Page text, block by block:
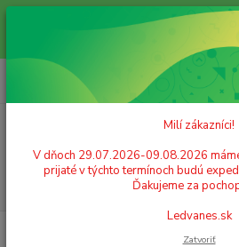
Milí zákazníci! V dňoch 29.07.2026-
Objednávky prijaté v týchto termínoch
Ďakujeme za pochopenie.
+421 908 755 958
Po. - Pia. od 9:00 hod. - 16:00 hod.
Milí zákazníci!
V dňoch 29.07.2026-09.08.2026
prijaté v týchto termínoch budú
Ďakujeme za
Ledvanes.sk
Zatvoriť